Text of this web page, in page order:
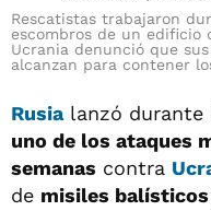
Rescatistas trabajaron
escombros de un edificio
Ucrania denunció que
alcanzan para contener
Rusialanzó durante
uno de los ataques
semanas contra
de misiles